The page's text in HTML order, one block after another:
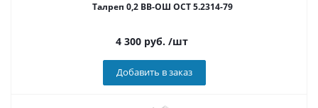
Талреп 0,2 ВВ-ОШ ОСТ 5.2314-79
4 300 руб. /шт
Добавить в заказ